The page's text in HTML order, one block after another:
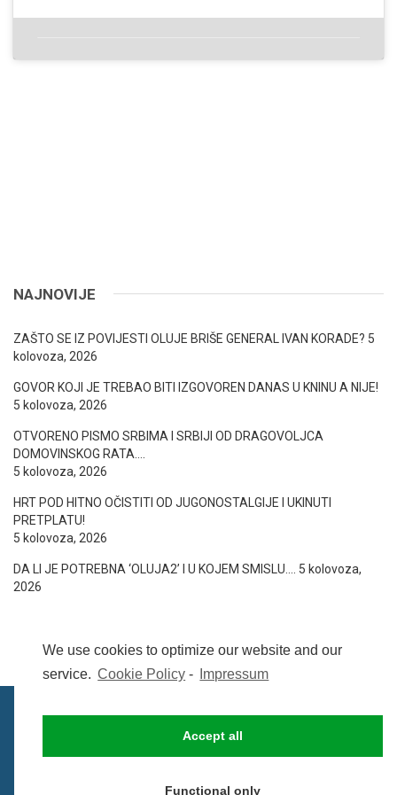
We use cookies to optimize our website and our
service. Cookie Policy - Impressum
Accept all
Functional only
NAJNOVIJE
ZAŠTO SE IZ POVIJESTI OLUJE BRIŠE GENERAL IVAN KORADE? 5
kolovoza, 2026
GOVOR KOJI JE TREBAO BITI IZGOVOREN DANAS U KNINU A NIJE!
5 kolovoza, 2026
OTVORENO PISMO SRBIMA I SRBIJI OD DRAGOVOLJCA
DOMOVINSKOG RATA….
5 kolovoza, 2026
HRT POD HITNO OČISTITI OD JUGONOSTALGIJE I UKINUTI
PRETPLATU!
5 kolovoza, 2026
DA LI JE POTREBNA ‘OLUJA2’ I U KOJEM SMISLU….
5 kolovoza,
2026